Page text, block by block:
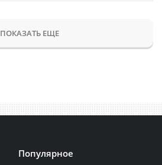
ПОКАЗАТЬ ЕЩЕ
Популярное